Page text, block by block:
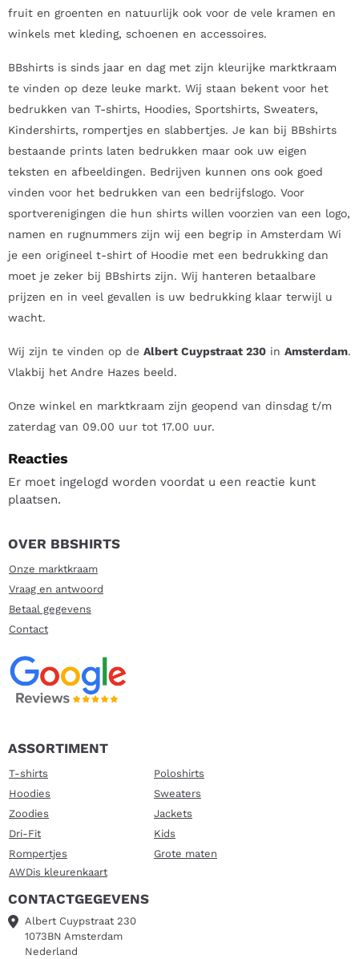
fruit en groenten en natuurlijk ook voor de vele kramen en
winkels met kleding, schoenen en accessoires.
BBshirts is sinds jaar en dag met zijn kleurijke marktkraam
te vinden op deze leuke markt. Wij staan bekent voor het
bedrukken van T-shirts, Hoodies, Sportshirts, Sweaters,
Kindershirts, rompertjes en slabbertjes. Je kan bij BBshirts
bestaande prints laten bedrukken maar ook uw eigen
teksten en afbeeldingen. Bedrijven kunnen ons ook goed
vinden voor het bedrukken van een bedrijfslogo. Voor
sportverenigingen die hun shirts willen voorzien van een logo,
namen en rugnummers zijn wij een begrip in Amsterdam Wi
je een origineel t-shirt of Hoodie met een bedrukking dan
moet je zeker bij BBshirts zijn. Wij hanteren betaalbare
prijzen en in veel gevallen is uw bedrukking klaar terwijl u
wacht.
Wij zijn te vinden op de Albert Cuypstraat 230 in Amsterdam.
Vlakbij het Andre Hazes beeld.
Onze winkel en marktkraam zijn geopend van dinsdag t/m
zaterdag van 09.00 uur tot 17.00 uur.
Reacties
Er moet ingelogd worden voordat u een reactie kunt
plaatsen.
OVER BBSHIRTS
Onze marktkraam
Vraag en antwoord
Betaal gegevens
Contact
ASSORTIMENT
T-shirts
Poloshirts
Hoodies
Sweaters
Zoodies
Jackets
Dri-Fit
Kids
Rompertjes
Grote maten
AWDis kleurenkaart
CONTACTGEGEVENS
Albert Cuypstraat 230
1073BN Amsterdam
Nederland